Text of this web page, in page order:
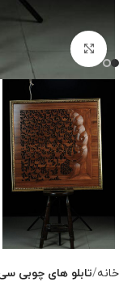
برای
خانه تابلو های چوبی